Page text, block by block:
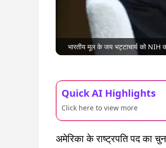
भारतीय मूल के जय भट्टाचार्य को NIH
Quick AI Highlights
Click here to view more
अमेरिका के राष्ट्रपति पद